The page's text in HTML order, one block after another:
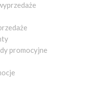
promocyjne